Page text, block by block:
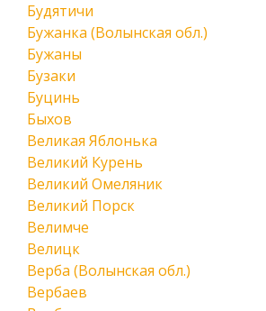
Будятичи
Бужанка (Волынская обл.)
Бужаны
Бузаки
Буцинь
Быхов
Великая Яблонька
Великий Курень
Великий Омеляник
Великий Порск
Велимче
Велицк
Верба (Волынская обл.)
Вербаев